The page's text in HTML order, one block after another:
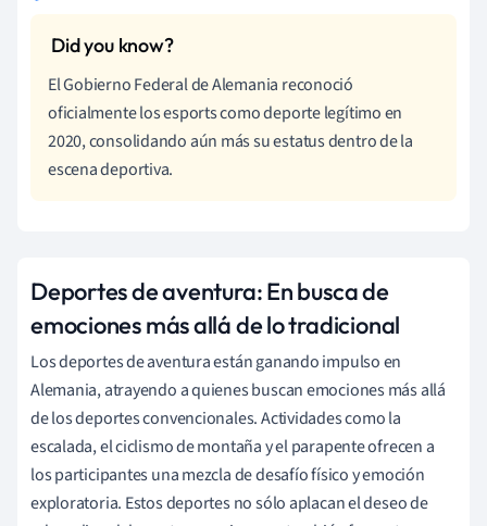
El Gobierno Federal de Alemania reconoció
oficialmente los esports como deporte legítimo en
2020, consolidando aún más su estatus dentro de la
escena deportiva.
Deportes de aventura: En busca de
emociones más allá de lo tradicional
Los deportes de aventura están ganando impulso en
Alemania, atrayendo a quienes buscan emociones más allá
de los deportes convencionales. Actividades como la
escalada, el ciclismo de montaña y el parapente ofrecen a
los participantes una mezcla de desafío físico y emoción
exploratoria. Estos deportes no sólo aplacan el deseo de